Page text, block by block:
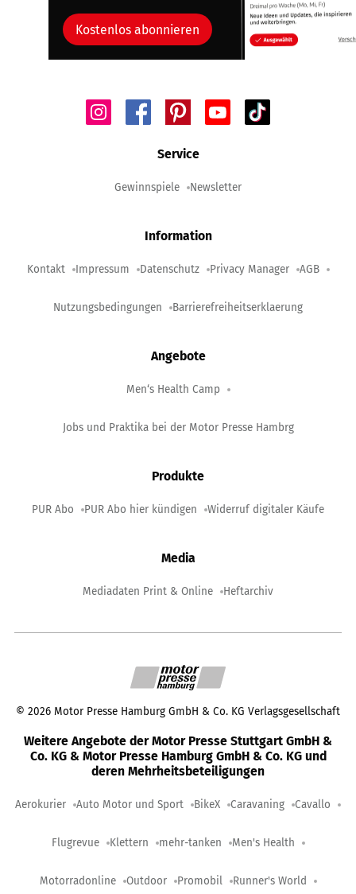
Kostenlos abonnieren
Service
Gewinnspiele Newsletter
Information
Kontakt Impressum Datenschutz Privacy Manager AGB
Nutzungsbedingungen Barrierefreiheitserklaerung
Angebote
Men‘s Health Camp
Jobs und Praktika bei der Motor Presse Hambrg
Produkte
PUR Abo PUR Abo hier kündigen Widerruf digitaler Käufe
Media
Mediadaten Print & Online Heftarchiv
© 2026 Motor Presse Hamburg GmbH & Co. KG Verlagsgesellschaft
Weitere Angebote der Motor Presse Stuttgart GmbH &
Co. KG & Motor Presse Hamburg GmbH & Co. KG und
deren Mehrheitsbeteiligungen
Aerokurier Auto Motor und Sport BikeX Caravaning Cavallo
Flugrevue Klettern mehr-tanken Men's Health
Motorradonline Outdoor Promobil Runner's World